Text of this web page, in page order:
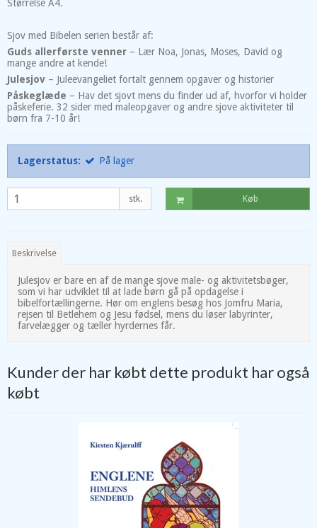
Størrelse A4.
Sjov med Bibelen serien består af:
Guds allerførste venner – Lær Noa, Jonas, Moses, David og
mange andre at kende!
Julesjov – Juleevangeliet fortalt gennem opgaver og historier
Påskeglæde – Hav det sjovt mens du finder ud af, hvorfor vi holder
påskeferie. 32 sider med maleopgaver og andre sjove aktiviteter til
børn fra 7-10 år!
Lagerstatus: På lager
stk. Køb
Beskrivelse
Julesjov er bare en af de mange sjove male- og aktivitetsbøger,
som vi har udviklet til at lade børn gå på opdagelse i
bibelfortællingerne. Hør om englens besøg hos Jomfru Maria,
rejsen til Betlehem og Jesu fødsel, mens du løser labyrinter,
farvelægger og tæller hyrdernes får.
Kunder der har købt dette produkt har også
købt